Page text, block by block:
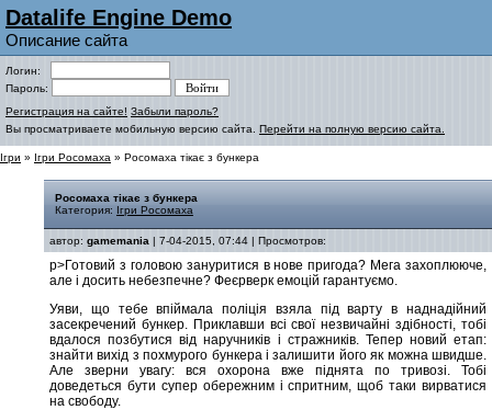
Datalife Engine Demo
Описание сайта
Логин:
Пароль:
Регистрация на сайте! Забыли пароль?
Вы просматриваете мобильную версию сайта. Перейти на полную версию сайта.
Ігри » Ігри Росомаха » Росомаха тікає з бункера
Росомаха тікає з бункера
Категория: Ігри Росомаха
автор: gamemania | 7-04-2015, 07:44 | Просмотров:
p>Готовий з головою зануритися в нове пригода? Мега захоплююче,
але і досить небезпечне? Феєрверк емоцій гарантуємо.
Уяви, що тебе впіймала поліція взяла під варту в наднадійний
засекречений бункер. Приклавши всі свої незвичайні здібності, тобі
вдалося позбутися від наручників і стражників. Тепер новий етап:
знайти вихід з похмурого бункера і залишити його як можна швидше.
Але зверни увагу: вся охорона вже піднята по тривозі. Тобі
доведеться бути супер обережним і спритним, щоб таки вирватися
на свободу.